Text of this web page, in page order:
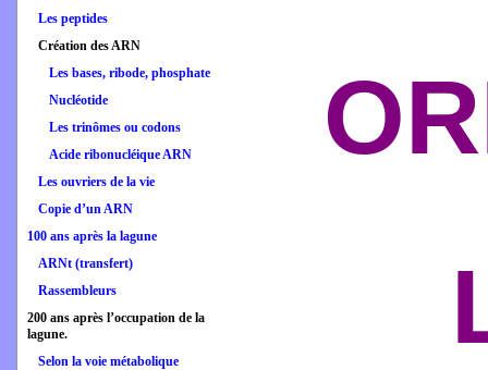
Les peptides
Création des ARN
Les bases, ribode, phosphate
Nucléotide
Les trinômes ou codons
Acide ribonucléique ARN
Les ouvriers de la vie
Copie d’un ARN
100 ans après la lagune
ARNt (transfert)
Rassembleurs
200 ans après l’occupation de la
lagune.
Selon la voie métabolique